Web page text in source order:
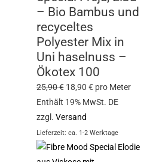
– Bio Bambus und
recyceltes
Polyester Mix in
Uni haselnuss –
Ökotex 100
25,90€ 18,90€ pro Meter
Enthält 19% MwSt. DE
zzgl.Versand
Lieferzeit: ca. 1-2 Werktage